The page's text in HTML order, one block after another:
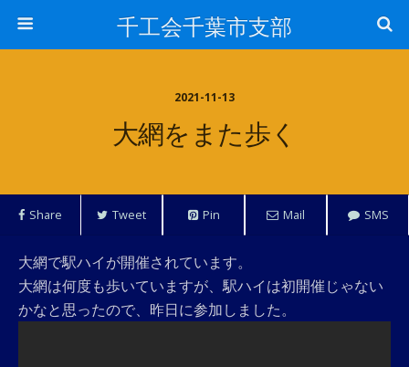
千工会千葉市支部
2021-11-13
大網をまた歩く
Share Tweet Pin Mail SMS
大網で駅ハイが開催されています。
大網は何度も歩いていますが、駅ハイは初開催じゃない
かなと思ったので、昨日に参加しました。